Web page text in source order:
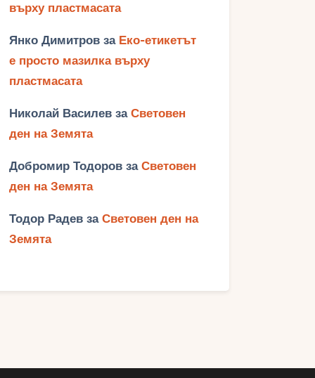
върху пластмасата
Янко Димитров за Еко-етикетът
е просто мазилка върху
пластмасата
Николай Василев заСветовен
ден на Земята
Добромир Тодоров заСветовен
ден на Земята
Тодор Радев заСветовен ден на
Земята